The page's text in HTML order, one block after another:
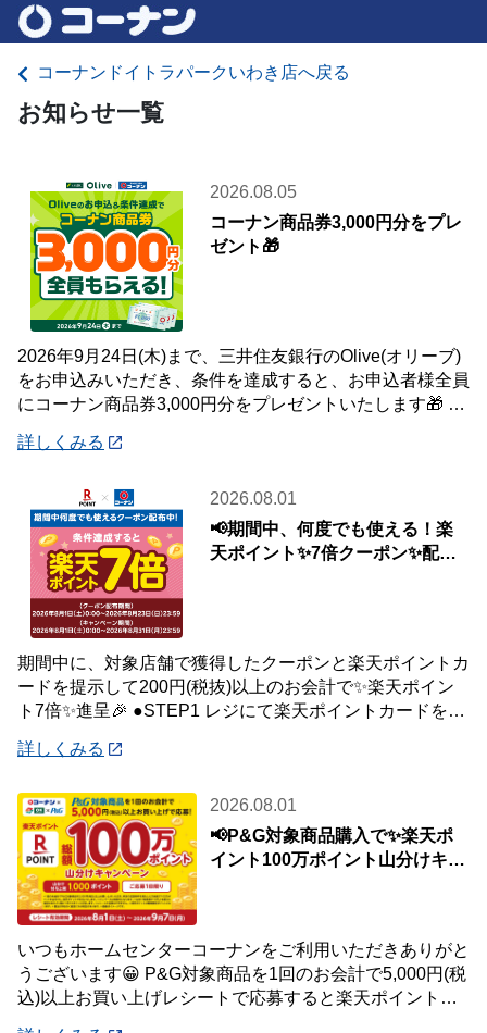
コーナンドイトラパークいわき店へ戻る
お知らせ一覧
2026.08.05
コーナン商品券3,000円分をプレ
ゼント🎁
2026年9月24日(木)まで、三井住友銀行のOlive(オリーブ)
をお申込みいただき、条件を達成すると、お申込者様全員
にコーナン商品券3,000円分をプレゼントいたします🎁 詳
詳しくみる
2026.08.01
📢期間中、何度でも使える！楽
天ポイント✨7倍クーポン✨配布
期間中に、対象店舗で獲得したクーポンと楽天ポイントカ
ードを提示して200円(税抜)以上のお会計で✨楽天ポイン
ト7倍✨進呈🎉 ●STEP1 レジにて楽天ポイントカードを提
詳しくみる
2026.08.01
📢P&G対象商品購入で✨楽天ポ
イント100万ポイント山分けキャ
いつもホームセンターコーナンをご利用いただきありがと
うございます😀 P&G対象商品を1回のお会計で5,000円(税
込)以上お買い上げレシートで応募すると楽天ポイント総